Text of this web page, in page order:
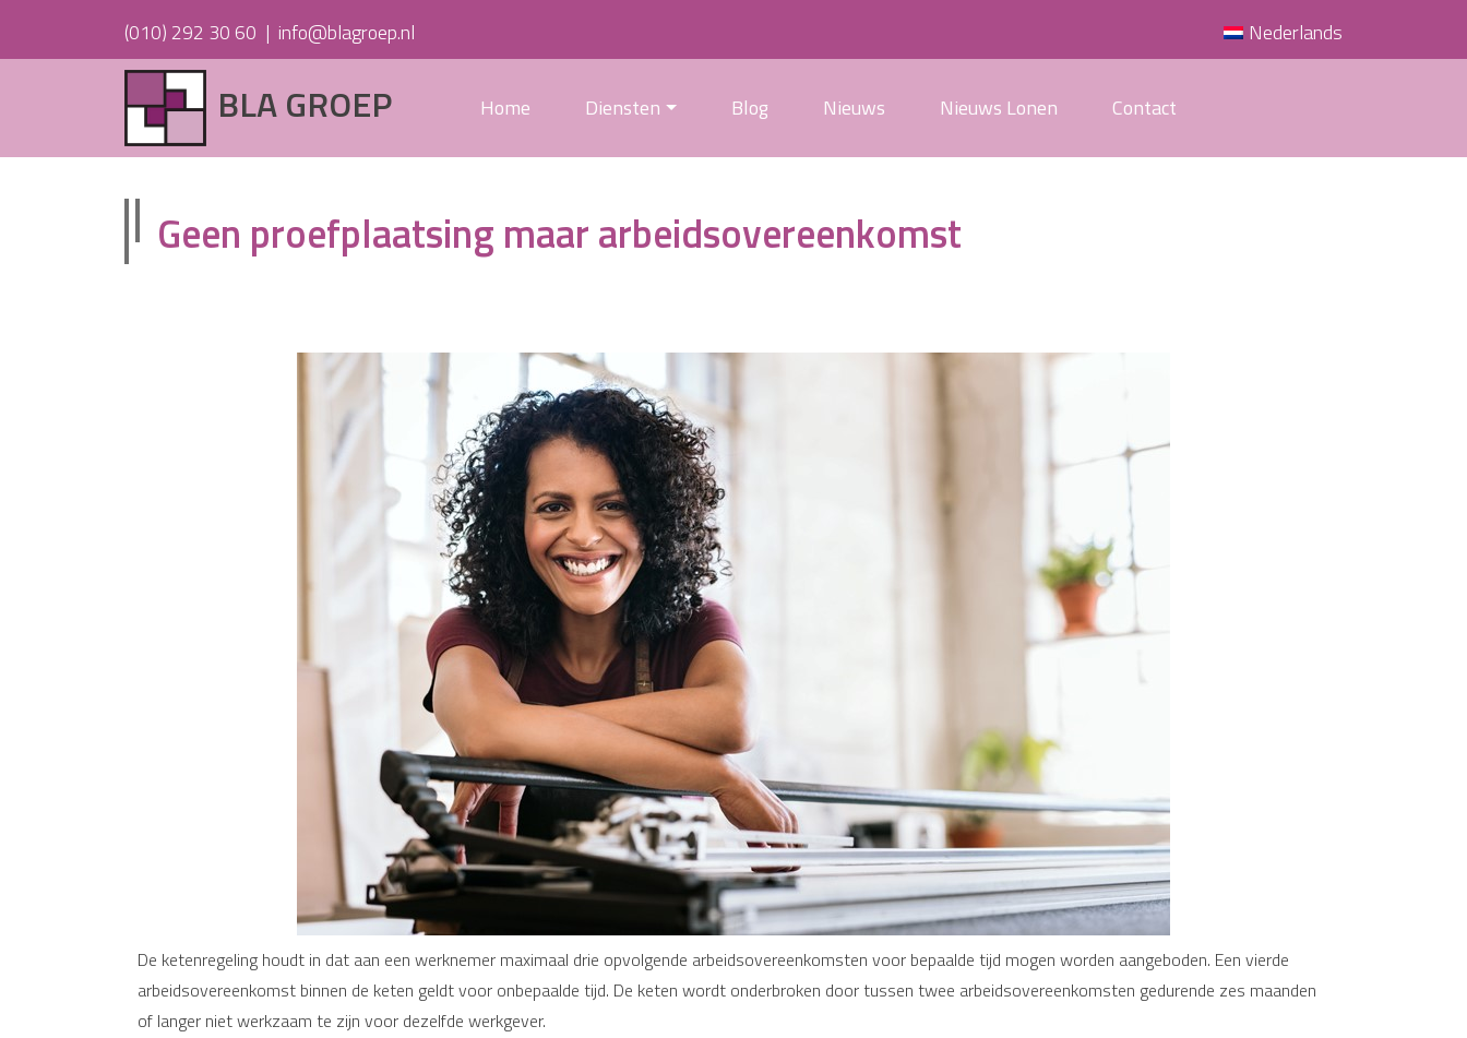
(010) 292 30 60 | info@blagroep.nl Nederlands
BLA GROEP Home Diensten Blog Nieuws Nieuws Lonen Contact
Geen proefplaatsing maar arbeidsovereenkomst
De ketenregeling houdt in dat aan een werknemer maximaal drie opvolgende arbeidsovereenkomsten voor bepaalde tijd mogen worden aangeboden. Een vierde
arbeidsovereenkomst binnen de keten geldt voor onbepaalde tijd. De keten wordt onderbroken door tussen twee arbeidsovereenkomsten gedurende zes maanden
of langer niet werkzaam te zijn voor dezelfde werkgever.